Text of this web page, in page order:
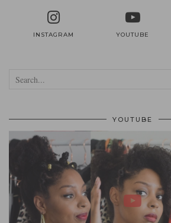
INSTAGRAM YOUTUBE
YOUTUBE